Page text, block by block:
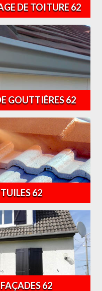
DE TOITURE 62
GOUTTIÈRES 62
62
62